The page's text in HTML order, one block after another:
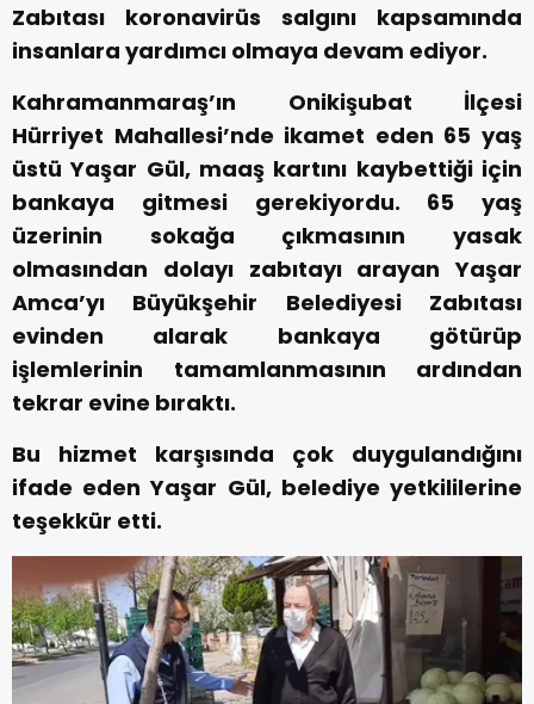
Zabıtası koronavirüs salgını kapsamında
insanlara yardımcı olmaya devam ediyor.
Kahramanmaraş’ın Onikişubat İlçesi
Hürriyet Mahallesi’nde ikamet eden 65 yaş
üstü Yaşar Gül, maaş kartını kaybettiği için
bankaya gitmesi gerekiyordu. 65 yaş
üzerinin sokağa çıkmasının yasak
olmasından dolayı zabıtayı arayan Yaşar
Amca’yı Büyükşehir Belediyesi Zabıtası
evinden alarak bankaya götürüp
işlemlerinin tamamlanmasının ardından
tekrar evine bıraktı.
Bu hizmet karşısında çok duygulandığını
ifade eden Yaşar Gül, belediye yetkililerine
teşekkür etti.